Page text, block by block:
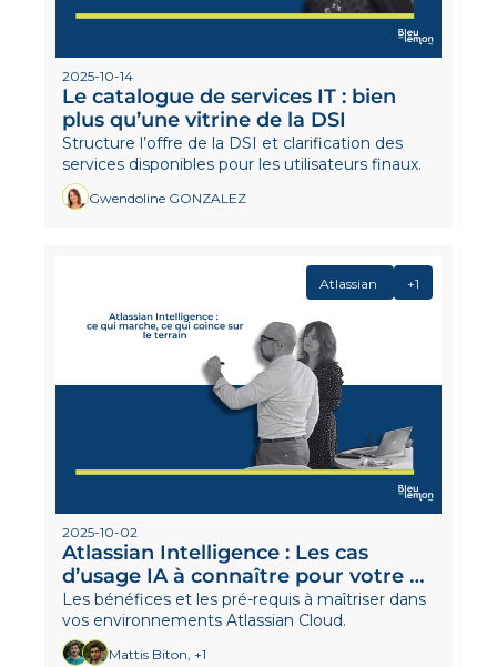
2025-10-14
Le catalogue de services IT : bien
plus qu’une vitrine de la DSI
Structure l’offre de la DSI et clarification des
Gwendoline GONZALEZ
Atlassian +1
2025-10-02
Atlassian Intelligence : Les cas
d’usage IA à connaître pour votre
DSI
Les bénéfices et les pré-requis à maîtriser dans
vos environnements Atlassian Cloud.
Mattis Biton, +1